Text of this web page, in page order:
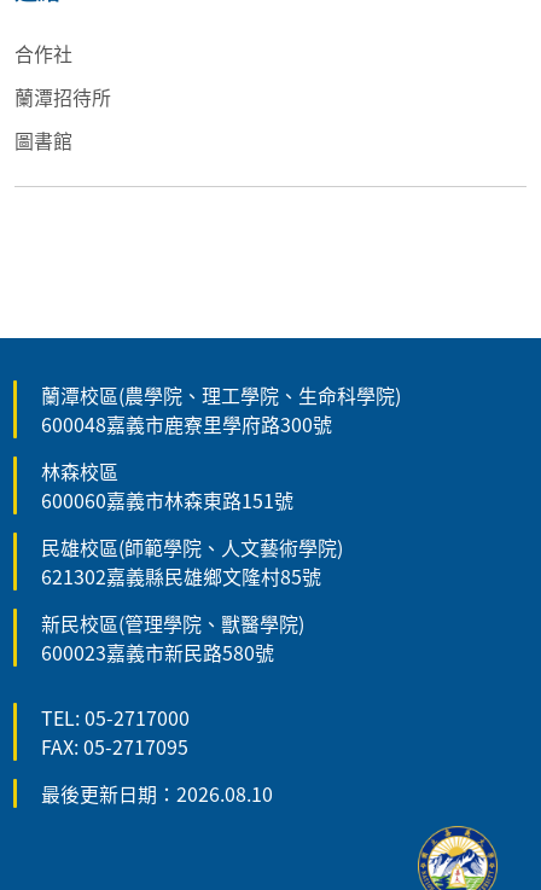
合作社
蘭潭招待所
圖書館
蘭潭校區(農學院、理工學院、生命科學院)
600048嘉義市鹿寮里學府路300號
林森校區
600060嘉義市林森東路151號
民雄校區(師範學院、人文藝術學院)
621302嘉義縣民雄鄉文隆村85號
新民校區(管理學院、獸醫學院)
600023嘉義市新民路580號
TEL: 05-2717000
FAX: 05-2717095
最後更新日期：2026.08.10